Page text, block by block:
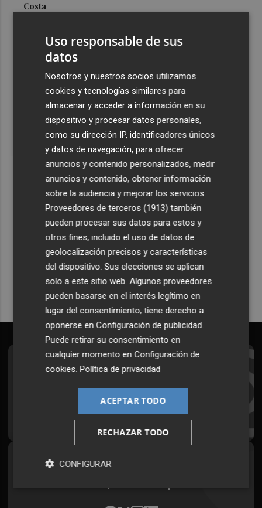
Costa
una lesión muscular
San Javier da viabilidad al nuevo contrato del transporte
urbano y a un hotel de cuatro estrellas en La Manga con
324 habitaciones
Estos son los estrenos que abren la cartelera en agosto:
de la comedia 'El último mono' a una nueva entrega de
'La Patrulla Canina'
Recibe toda la actualidad de
Plaza Podcast en tu correo
Quiero suscribirme
Suscríbete al Boletín
Todos los días a primera hora en tu email
¡Quiero suscribirme!
Síguenos en redes
Uso responsable de sus
datos
Nosotros y nuestros socios utilizamos
cookies y tecnologías similares para
almacenar y acceder a información en su
dispositivo y procesar datos personales,
como su dirección IP, identificadores únicos
y datos de navegación, para ofrecer
anuncios y contenido personalizados, medir
anuncios y contenido, obtener información
sobre la audiencia y mejorar los servicios.
Proveedores de terceros (1913) también
pueden procesar sus datos para estos y
otros fines, incluido el uso de datos de
geolocalización precisos y características
del dispositivo. Sus elecciones se aplican
solo a este sitio web. Algunos proveedores
pueden basarse en el interés legítimo en
lugar del consentimiento; tiene derecho a
oponerse enConfiguración de publicidad
Puede retirar su consentimiento en
cualquier momento enConfiguración de
cookies .Política de privacidad
ACEPTAR TODO
RECHAZAR TODO
CONFIGURAR